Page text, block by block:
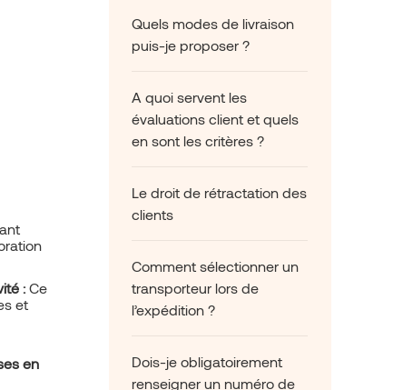
: Ce
et
en
Quels modes de livraison
puis-je proposer ?
A quoi servent les
évaluations client et quels
en sont les critères ?
Le droit de rétractation des
clients
Comment sélectionner un
transporteur lors de
l’expédition ?
Dois-je obligatoirement
renseigner un numéro de